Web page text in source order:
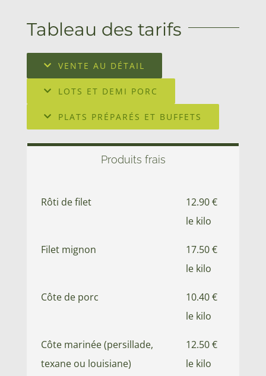
Tableau des tarifs
VENTE AU DÉTAIL
LOTS ET DEMI PORC
PLATS PRÉPARÉS ET BUFFETS
Produits frais
Rôti de filet
12.90 €
le kilo
Filet mignon
17.50 €
le kilo
Côte de porc
10.40 €
le kilo
Côte marinée (persillade,
texane ou louisiane)
12.50 €
le kilo